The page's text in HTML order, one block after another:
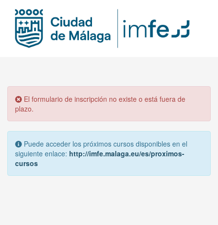
El formulario de inscripción no existe o está fuera de
plazo.
Puede acceder los próximos cursos disponibles en el
siguiente enlace: http://imfe.malaga.eu/es/proximos-
cursos